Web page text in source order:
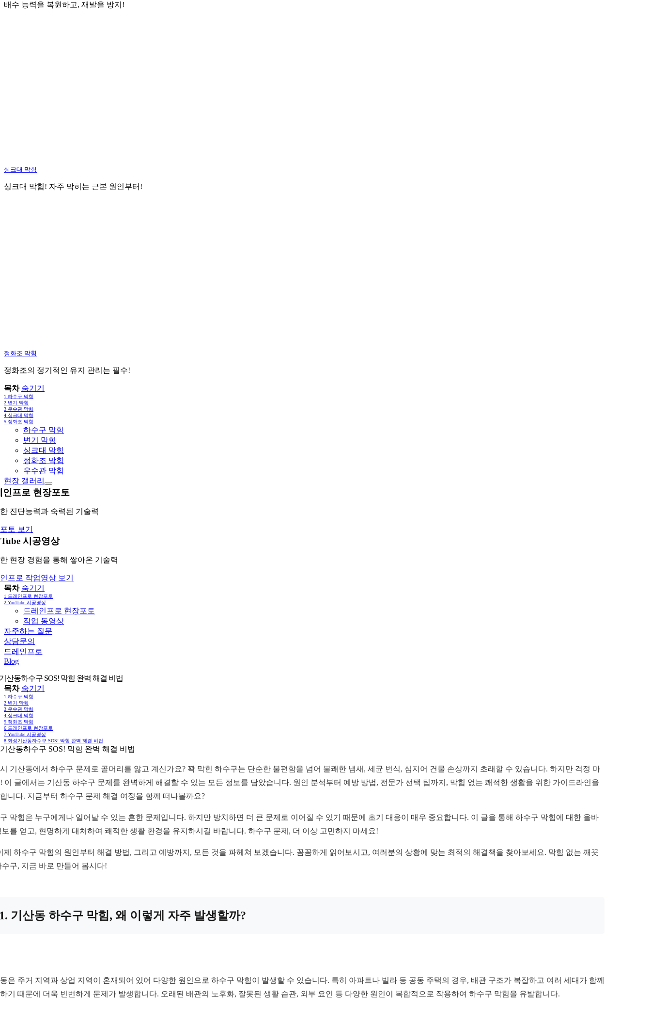
배수 능력을 복원하고, 재발을 방지!
싱크대 막힘
싱크대 막힘! 자주 막히는 근본 원인부터!
정화조 막힘
정화조의 정기적인 유지 관리는 필수!
목차 숨기기
1 하수구 막힘
2 변기 막힘
3 우수관 막힘
4 싱크대 막힘
5 정화조 막힘
하수구 막힘
변기 막힘
싱크대 막힘
정화조 막힘
우수관 막힘
현장 갤러리
인프로 현장포토
진단능력과 숙력된 기술력
토 보기
시공영상
현장 경험을 통해 쌓아온 기술력
프로 작업영상 보기
목차 숨기기
1 드레인프로 현장포토
2 YouTube 시공영상
드레인프로 현장포토
작업 동영상
자주하는 질문
상담문의
드레인프로
Blog
산동하수구 SOS! 막힘 완벽 해결 비법
목차 숨기기
1 하수구 막힘
2 변기 막힘
3 우수관 막힘
4 싱크대 막힘
5 정화조 막힘
6 드레인프로 현장포토
7 YouTube 시공영상
8 화성기산동하수구 SOS! 막힘 완벽 해결 비법
산동하수구 SOS! 막힘 완벽 해결 비법
기산동에서 하수구 문제로 골머리를 앓고 계신가요? 꽉 막힌 하수구는 단순한 불편함을 넘어 불쾌한 냄새, 세균 번식, 심지어 건물 손상까지 초래할 수 있습니다. 하지만 걱정 마
이 글에서는 기산동 하수구 문제를 완벽하게 해결할 수 있는 모든 정보를 담았습니다. 원인 분석부터 예방 방법, 전문가 선택 팁까지, 막힘 없는 쾌적한 생활을 위한 가이드라인을
니다. 지금부터 하수구 문제 해결 여정을 함께 떠나볼까요?
막힘은 누구에게나 일어날 수 있는 흔한 문제입니다. 하지만 방치하면 더 큰 문제로 이어질 수 있기 때문에 초기 대응이 매우 중요합니다. 이 글을 통해 하수구 막힘에 대한 올바
보를 얻고, 현명하게 대처하여 쾌적한 생활 환경을 유지하시길 바랍니다. 하수구 문제, 더 이상 고민하지 마세요!
제 하수구 막힘의 원인부터 해결 방법, 그리고 예방까지, 모든 것을 파헤쳐 보겠습니다. 꼼꼼하게 읽어보시고, 여러분의 상황에 맞는 최적의 해결책을 찾아보세요. 막힘 없는 깨끗
수구, 지금 바로 만들어 봅시다!
기산동 하수구 막힘, 왜 이렇게 자주 발생할까?
은 주거 지역과 상업 지역이 혼재되어 있어 다양한 원인으로 하수구 막힘이 발생할 수 있습니다. 특히 아파트나 빌라 등 공동 주택의 경우, 배관 구조가 복잡하고 여러 세대가 함께
기 때문에 더욱 빈번하게 문제가 발생합니다. 오래된 배관의 노후화, 잘못된 생활 습관, 외부 요인 등 다양한 원인이 복합적으로 작용하여 하수구 막힘을 유발합니다.